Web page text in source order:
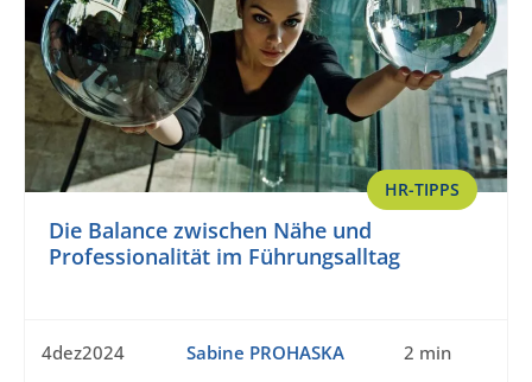
HR-TIPPS
Die Balance zwischen Nähe und
Professionalität im Führungsalltag
4dez2024 Sabine PROHASKA 2 min